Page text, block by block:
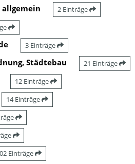
allgemein 2 Einträge
3 Einträge
Städtebau 21 Einträge
12 Einträge
14 Einträge
Einträge